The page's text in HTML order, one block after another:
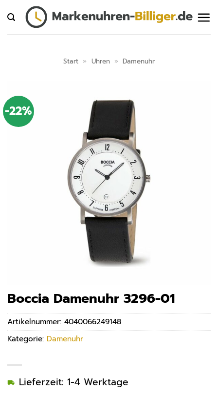
Inhalt
springen
Start » Uhren » Damenuhr
-22%
Boccia Damenuhr 3296-01
Lieferzeit: 1-4 Werktage
Artikelnummer: 4040066249148
Kategorie: Damenuhr